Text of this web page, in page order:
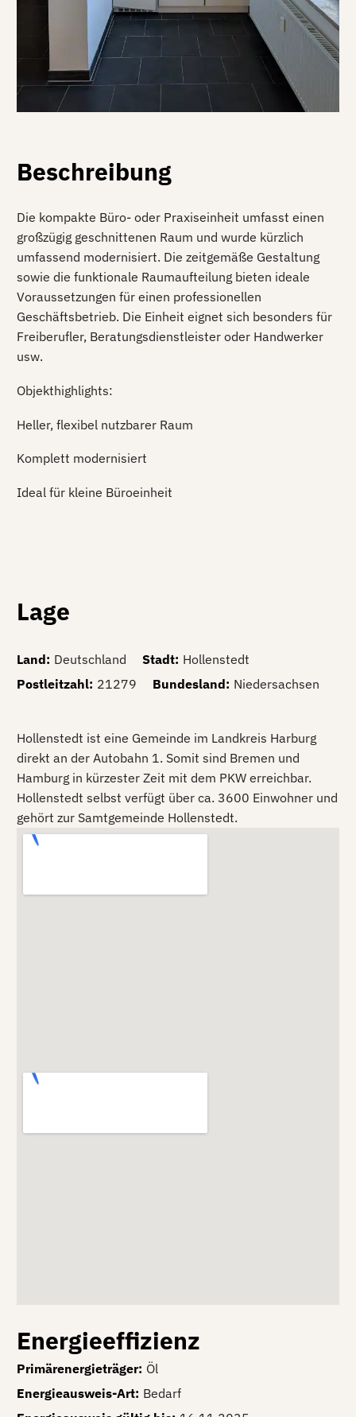
Beschreibung
Die kompakte Büro- oder Praxiseinheit umfasst einen
großzügig geschnittenen Raum und wurde kürzlich
umfassend modernisiert. Die zeitgemäße Gestaltung
sowie die funktionale Raumaufteilung bieten ideale
Voraussetzungen für einen professionellen
Geschäftsbetrieb. Die Einheit eignet sich besonders für
Freiberufler, Beratungsdienstleister oder Handwerker
usw.
Objekthighlights:
Heller, flexibel nutzbarer Raum
Komplett modernisiert
Ideal für kleine Büroeinheit
Lage
Land: Deutschland Stadt: Hollenstedt
Postleitzahl: 21279 Bundesland: Niedersachsen
Hollenstedt ist eine Gemeinde im Landkreis Harburg
direkt an der Autobahn 1. Somit sind Bremen und
Hamburg in kürzester Zeit mit dem PKW erreichbar.
Hollenstedt selbst verfügt über ca. 3600 Einwohner und
gehört zur Samtgemeinde Hollenstedt.
Energieeffizienz
Primärenergieträger: Öl
Energieausweis-Art: Bedarf